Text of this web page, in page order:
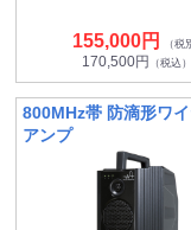
155,000円 （税
170,500円 （税込）
800MHz帯 防滴形ワ
アンプ